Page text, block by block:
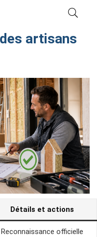
artisans
Détails et actions
Reconnaissance officielle